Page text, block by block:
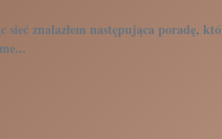
znalazłem następująca poradę,